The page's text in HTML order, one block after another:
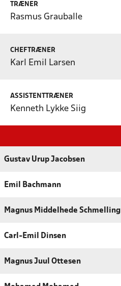
TRÆNER
Rasmus Grauballe
CHEFTRÆNER
Karl Emil Larsen
ASSISTENTTRÆNER
Kenneth Lykke Siig
Gustav Urup Jacobsen
Emil Bachmann
Magnus Middelhede Schmelling
Carl-Emil Dinsen
Magnus Juul Ottesen